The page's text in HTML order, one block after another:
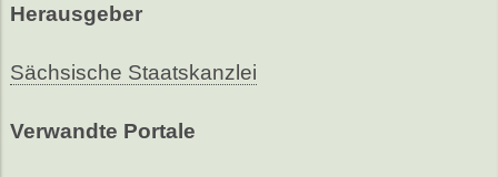
Herausgeber
Sächsische Staatskanzlei
Verwandte Portale